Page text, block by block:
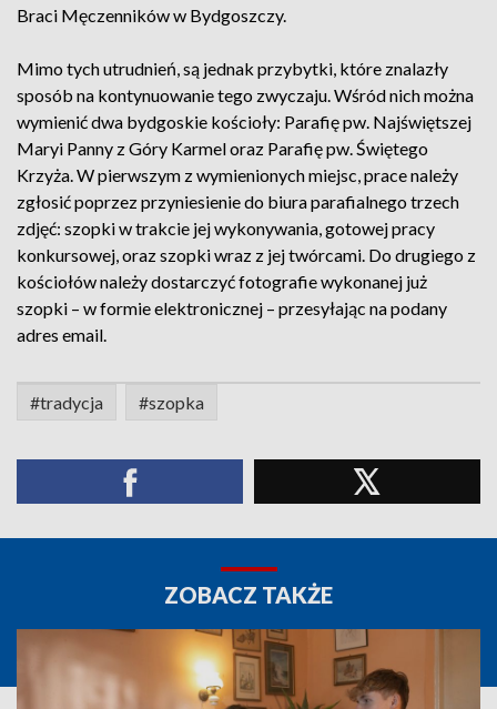
Braci Męczenników w Bydgoszczy.
Mimo tych utrudnień, są jednak przybytki, które znalazły
sposób na kontynuowanie tego zwyczaju. Wśród nich można
wymienić dwa bydgoskie kościoły: Parafię pw. Najświętszej
Maryi Panny z Góry Karmel oraz Parafię pw. Świętego
Krzyża. W pierwszym z wymienionych miejsc, prace należy
zgłosić poprzez przyniesienie do biura parafialnego trzech
zdjęć: szopki w trakcie jej wykonywania, gotowej pracy
konkursowej, oraz szopki wraz z jej twórcami. Do drugiego z
kościołów należy dostarczyć fotografie wykonanej już
szopki – w formie elektronicznej – przesyłając na podany
adres email.
#tradycja #szopka
ZOBACZ TAKŻE